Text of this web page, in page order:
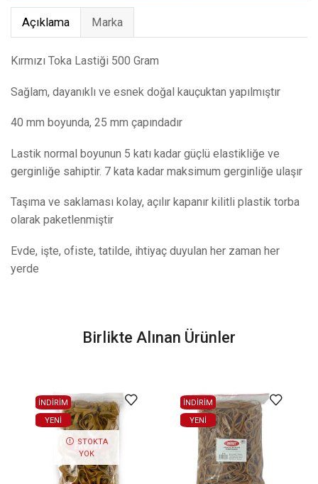
Açıklama Marka
Kırmızı Toka Lastiği 500 Gram
Sağlam, dayanıklı ve esnek doğal kauçuktan yapılmıştır
40 mm boyunda, 25 mm çapındadır
Lastik normal boyunun 5 katı kadar güçlü elastikliğe ve
gerginliğe sahiptir. 7 kata kadar maksimum gerginliğe ulaşır
Taşıma ve saklaması kolay, açılır kapanır kilitli plastik torba
olarak paketlenmiştir
Evde, işte, ofiste, tatilde, ihtiyaç duyulan her zaman her
yerde
Birlikte Alınan Ürünler
İNDİRİM
YENI
STOKTA
YOK
İNDİRİM
YENI